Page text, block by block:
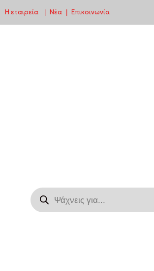
Μεταπηδήστε
Η εταιρεία Νέα Επικοινωνία